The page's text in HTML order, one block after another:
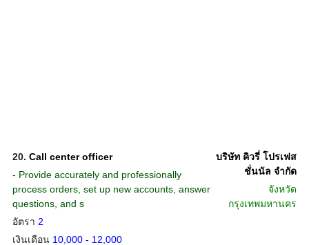
20. Call center officer
- Provide accurately and professionally
process orders, set up new accounts, answer
questions, and s
อัตรา 2
เงินเดือน 10,000 - 12,000
บริษัท คิวรี่ โปรเฟส
ชั่นนัล จำกัด
จังหวัด
กรุงเทพมหานคร